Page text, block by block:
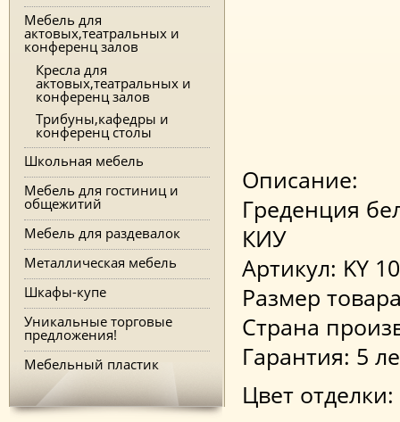
Мебель для
актовых,театральных и
конференц залов
Кресла для
актовых,театральных и
конференц залов
Трибуны,кафедры и
конференц столы
Школьная мебель
Мебель для гостиниц и
общежитий
Мебель для раздевалок
Металлическая мебель
Шкафы-купе
Уникальные торговые
предложения!
Мебельный пластик
Описание:
Греденция
КИУ
Артикул: KY
Размер
Страна
Гарантия: 5
Цвет отделки: